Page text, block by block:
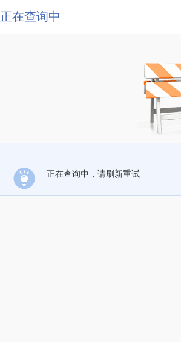
正在查询中
正在查询中，请刷新重试